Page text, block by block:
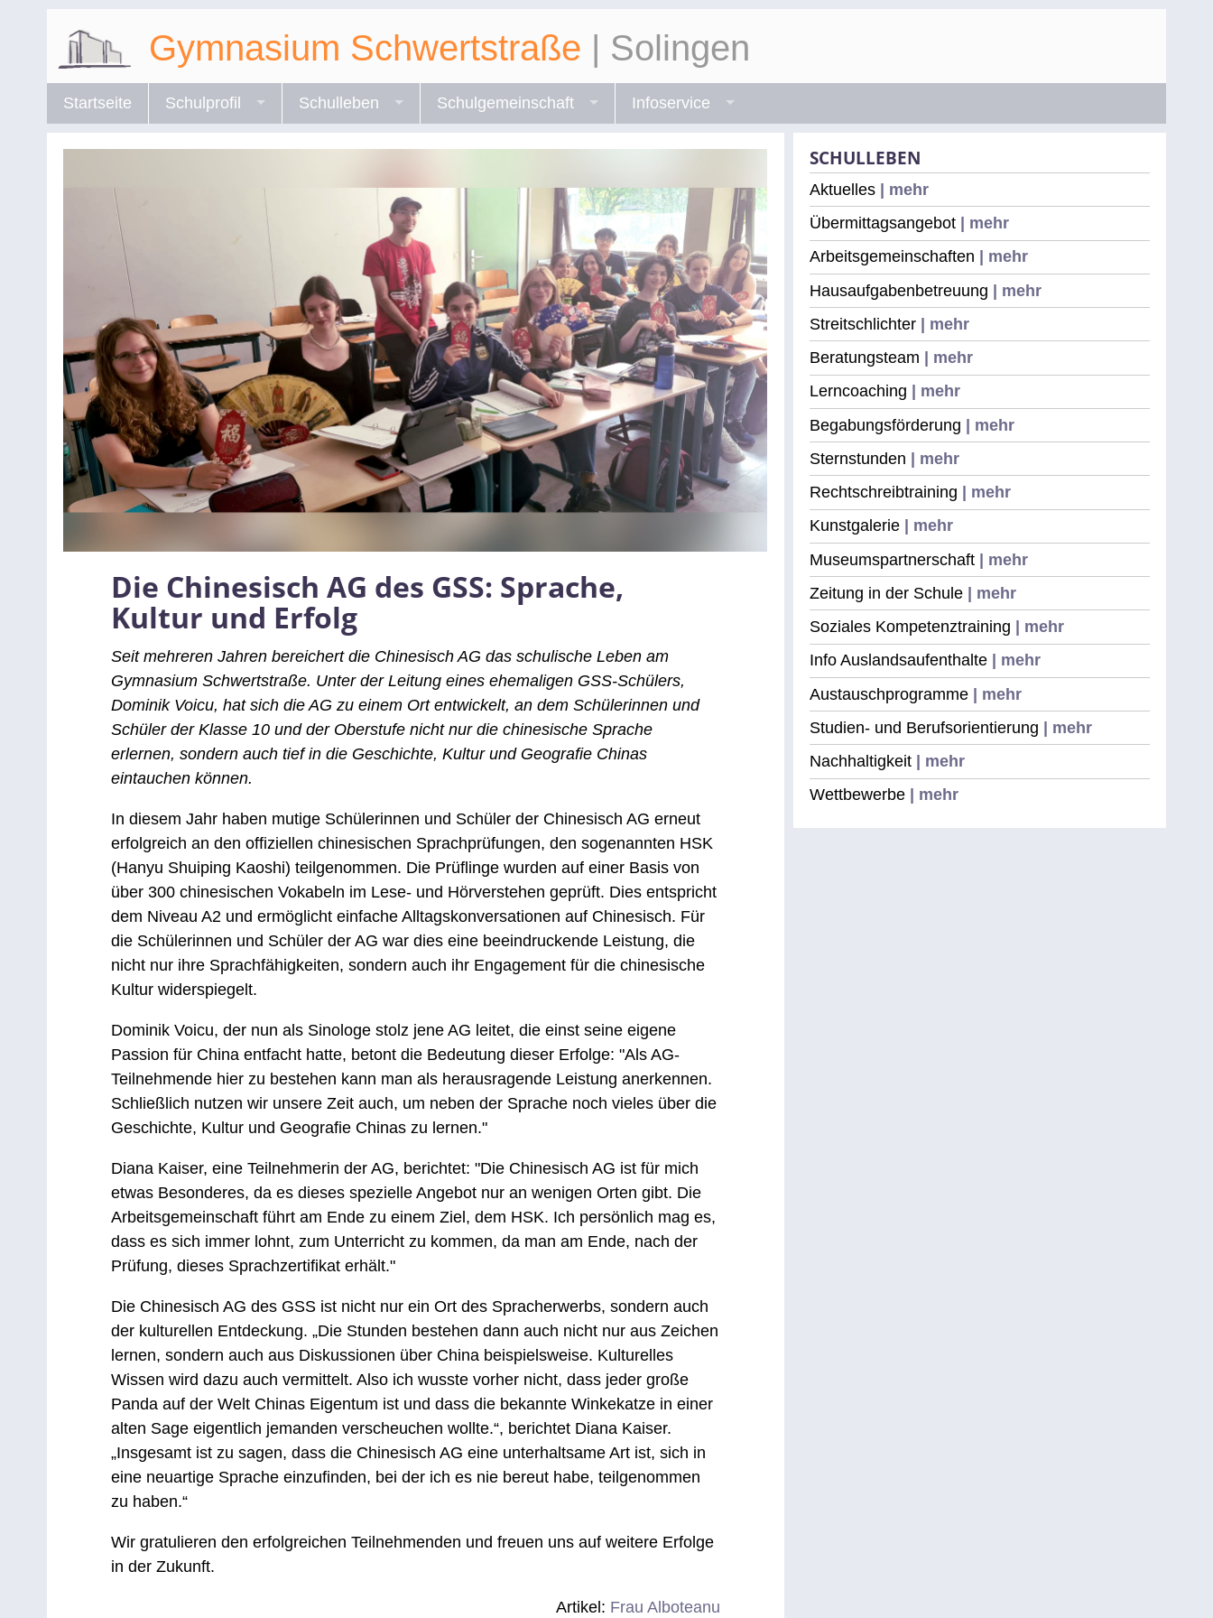
Gymnasium Schwertstraße | Solingen
Startseite Schulprofil Schulleben Schulgemeinschaft Infoservice
Die Chinesisch AG des GSS: Sprache,
Kultur und Erfolg
Seit mehreren Jahren bereichert die Chinesisch AG das schulische Leben am
Gymnasium Schwertstraße. Unter der Leitung eines ehemaligen GSS-Schülers,
Dominik Voicu, hat sich die AG zu einem Ort entwickelt, an dem Schülerinnen und
Schüler der Klasse 10 und der Oberstufe nicht nur die chinesische Sprache
erlernen, sondern auch tief in die Geschichte, Kultur und Geografie Chinas
eintauchen können.
In diesem Jahr haben mutige Schülerinnen und Schüler der Chinesisch AG erneut
erfolgreich an den offiziellen chinesischen Sprachprüfungen, den sogenannten HSK
(Hanyu Shuiping Kaoshi) teilgenommen. Die Prüflinge wurden auf einer Basis von
über 300 chinesischen Vokabeln im Lese- und Hörverstehen geprüft. Dies entspricht
dem Niveau A2 und ermöglicht einfache Alltagskonversationen auf Chinesisch. Für
die Schülerinnen und Schüler der AG war dies eine beeindruckende Leistung, die
nicht nur ihre Sprachfähigkeiten, sondern auch ihr Engagement für die chinesische
Kultur widerspiegelt.
Dominik Voicu, der nun als Sinologe stolz jene AG leitet, die einst seine eigene
Passion für China entfacht hatte, betont die Bedeutung dieser Erfolge: "Als AG-
Teilnehmende hier zu bestehen kann man als herausragende Leistung anerkennen.
Schließlich nutzen wir unsere Zeit auch, um neben der Sprache noch vieles über die
Geschichte, Kultur und Geografie Chinas zu lernen."
Diana Kaiser, eine Teilnehmerin der AG, berichtet: "Die Chinesisch AG ist für mich
etwas Besonderes, da es dieses spezielle Angebot nur an wenigen Orten gibt. Die
Arbeitsgemeinschaft führt am Ende zu einem Ziel, dem HSK. Ich persönlich mag es,
dass es sich immer lohnt, zum Unterricht zu kommen, da man am Ende, nach der
Prüfung, dieses Sprachzertifikat erhält."
Die Chinesisch AG des GSS ist nicht nur ein Ort des Spracherwerbs, sondern auch
der kulturellen Entdeckung. „Die Stunden bestehen dann auch nicht nur aus Zeichen
lernen, sondern auch aus Diskussionen über China beispielsweise. Kulturelles
Wissen wird dazu auch vermittelt. Also ich wusste vorher nicht, dass jeder große
Panda auf der Welt Chinas Eigentum ist und dass die bekannte Winkekatze in einer
alten Sage eigentlich jemanden verscheuchen wollte.“, berichtet Diana Kaiser.
„Insgesamt ist zu sagen, dass die Chinesisch AG eine unterhaltsame Art ist, sich in
eine neuartige Sprache einzufinden, bei der ich es nie bereut habe, teilgenommen
zu haben.“
Wir gratulieren den erfolgreichen Teilnehmenden und freuen uns auf weitere Erfolge
in der Zukunft.
Artikel: Frau Alboteanu
SCHULLEBEN
Aktuelles| mehr
Übermittagsangebot| mehr
Arbeitsgemeinschaften | mehr
Hausaufgabenbetreuung | mehr
Streitschlichter| mehr
Beratungsteam | mehr
Lerncoaching | mehr
Begabungsförderung | mehr
Sternstunden | mehr
Rechtschreibtraining | mehr
Kunstgalerie| mehr
Museumspartnerschaft| mehr
Zeitung in der Schule| mehr
Soziales Kompetenztraining | mehr
Info Auslandsaufenthalte| mehr
Austauschprogramme| mehr
Studien- und Berufsorientierung | mehr
Nachhaltigkeit| mehr
Wettbewerbe| mehr